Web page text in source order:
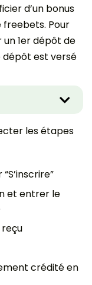
d’un bonus
freebets. Pour
1er dépôt de
dépôt est versé
v
r
les étapes
et entrer le
crédité en